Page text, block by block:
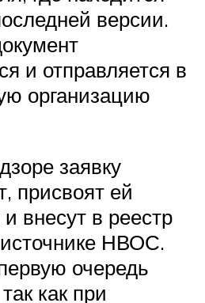
версии.
и отправляется в
организацию
заявку
присвоят ей
внесут в реестр
НВОС.
очередь
как при